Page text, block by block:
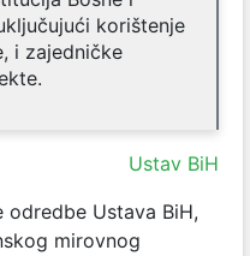
korištenje
i zajedničke
Ustav BiH
odredbe Ustava BiH,
mirovnog